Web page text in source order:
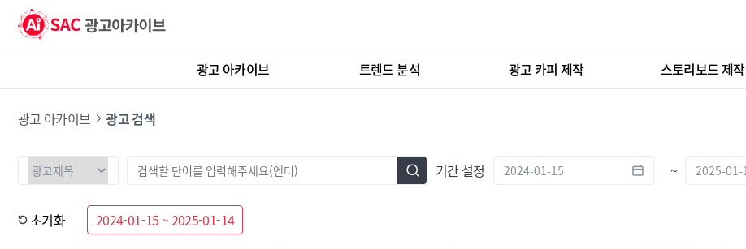
광고 아카이브 트렌드 분석 광고 카피 제작 스토리보드 제작
광고 아카이브 광고 검색
기간 설정 ~
초기화 2024-01-15 ~ 2025-01-14